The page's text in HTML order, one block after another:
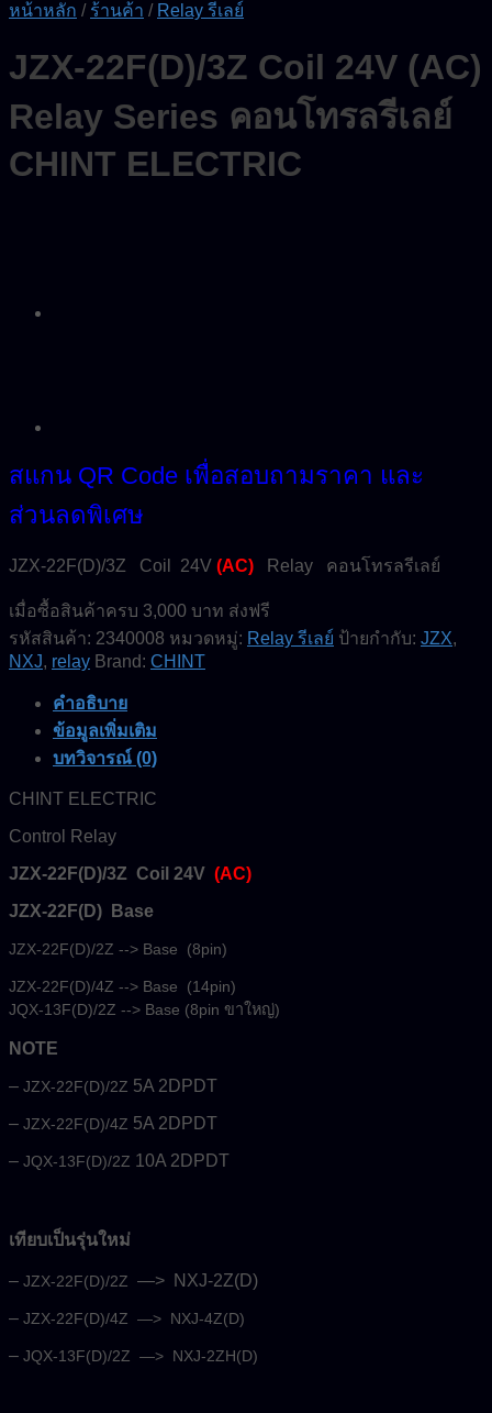
หน้าหลัก / ร้านค้า / Relay รีเลย์
JZX-22F(D)/3Z Coil 24V (AC)
Relay Series คอนโทรลรีเลย์
CHINT ELECTRIC
สแกน QR Code เพื่อสอบถามราคา และ
ส่วนลดพิเศษ
JZX-22F(D)/3Z Coil 24V (AC) Relay คอนโทรลรีเลย์
เมื่อซื้อสินค้าครบ 3,000 บาท ส่งฟรี
รหัสสินค้า: 2340008 หมวดหมู่: Relay รีเลย์ ป้ายกำกับ: JZX,
NXJ, relay Brand: CHINT
คำอธิบาย
ข้อมูลเพิ่มเติม
บทวิจารณ์ (0)
CHINT ELECTRIC
Control Relay
JZX-22F(D)/3Z Coil 24V (AC)
JZX-22F(D) Base
JZX-22F(D)/2Z --> Base (8pin)
JZX-22F(D)/4Z --> Base (14pin)
JQX-13F(D)/2Z --> Base (8pin ขาใหญ่)
NOTE
– JZX-22F(D)/2Z 5A 2DPDT
– JZX-22F(D)/4Z 5A 2DPDT
– JQX-13F(D)/2Z 10A 2DPDT
เทียบเป็นรุ่นใหม่
– JZX-22F(D)/2Z —> NXJ-2Z(D)
– JZX-22F(D)/4Z —> NXJ-4Z(D)
– JQX-13F(D)/2Z —> NXJ-2ZH(D)